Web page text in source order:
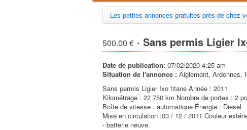
Les petites annonces gratuites près de chez
500.00 € · Sans permis Ligier
Date de publication: 07/02/2020 4:25 am
Situation de l'annonce : Aiglemont, Ardennes,
Sans permis Ligier Ixo titane Année : 2011
Kilométrage : 22 750 km Nombre de portes : 2
Boîte de vitesse : automatique Énergie : Diesel
Mise en circulation :03 / 12 / 2011 Couleur
- batterie neuve.